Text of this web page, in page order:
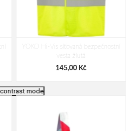
YOKO Hi-Vis síťovaná bezpečnostní
vesta žlutá
145,00 Kč
mode